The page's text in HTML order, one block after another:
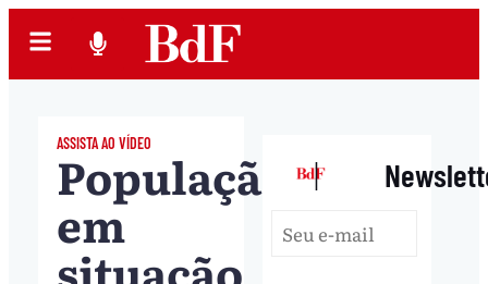
ASSISTA AO VÍDEO
População
em
situação
|